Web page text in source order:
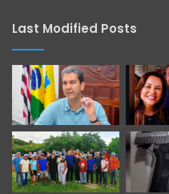
Last Modified Posts